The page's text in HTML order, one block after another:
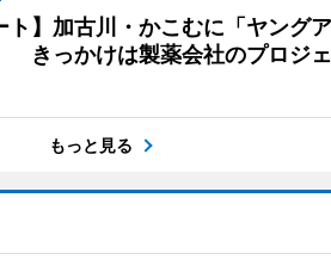
ト】加古川・かこむに「ヤング
きっかけは製薬会社のプロジ
もっと見る